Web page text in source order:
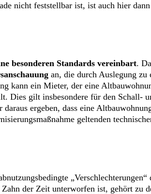
nicht feststellbar ist, ist auch hier
besonderen Standards vereinbart.
an, die durch Auslegung
kann ein Mieter, der eine
Dies gilt insbesondere für den Schall-
ergeben, dass eine
geltenden
der Zeit unterworfen ist, gehört zu